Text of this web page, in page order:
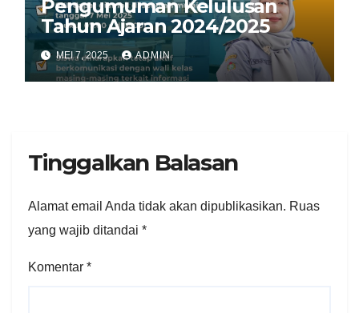
Pengumuman Kelulusan
Tahun Ajaran 2024/2025
MEI 7, 2025 ADMIN
Tinggalkan Balasan
Alamat email Anda tidak akan dipublikasikan. Ruas
yang wajib ditandai *
Komentar *